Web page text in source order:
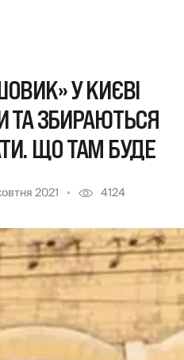
У КИЄВІ
ТА ЗБИРАЮТЬСЯ
ЩО ТАМ БУДЕ
2021 4124